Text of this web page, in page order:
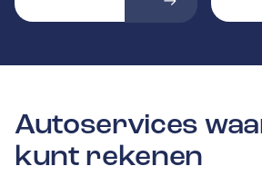
Autoservices
kunt rekenen